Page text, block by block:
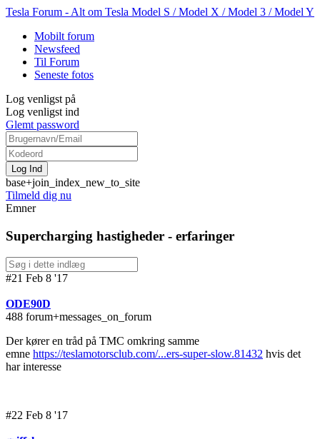
Tesla Forum - Alt om Tesla Model S / Model X / Model 3 / Model Y
Mobilt forum
Newsfeed
Til Forum
Seneste fotos
Log venligst på
Log venligst ind
Glemt password
base+join_index_new_to_site
Tilmeld dig nu
Emner
Supercharging hastigheder - erfaringer
#21 Feb 8 '17
ODE90D
488 forum+messages_on_forum
Der kører en tråd på TMC omkring samme
emne https://teslamotorsclub.com/...ers-super-slow.81432 hvis det
har interesse
#22 Feb 8 '17